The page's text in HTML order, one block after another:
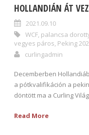
HOLLANDIÁN ÁT
2021.09.10
WCF, palancsa
vegyes páros, Peking
curlingadmin
Decemberben
a pótkvalifikáción a
döntött ma a Curling
Read More